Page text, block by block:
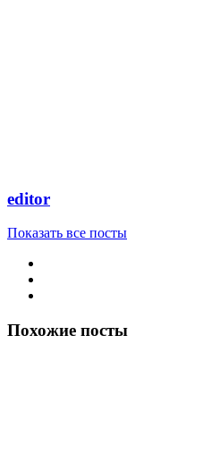
editor
Показать все посты
Похожие посты